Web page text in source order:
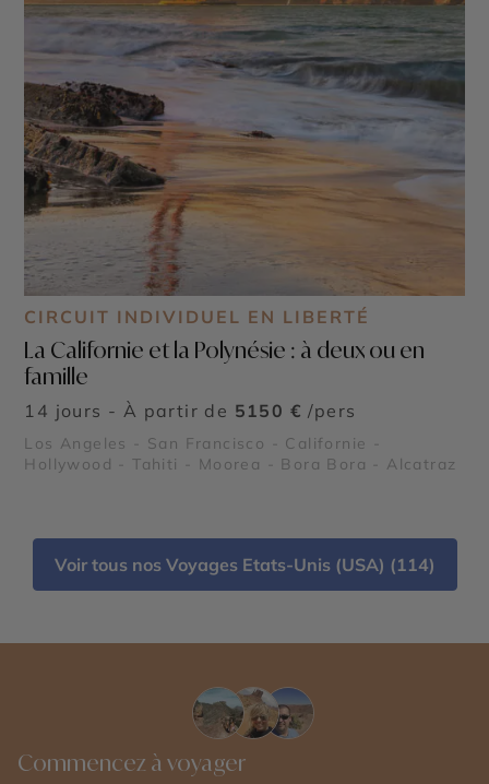
CIRCUIT INDIVIDUEL EN LIBERTÉ
La Californie et la Polynésie : à deux ou en
famille
14 jours - À partir de 5150 € /pers
Los Angeles - San Francisco - Californie -
Hollywood - Tahiti - Moorea - Bora Bora - Alcatraz
Voir tous nos Voyages Etats-Unis (USA) (114)
Commencez à voyager